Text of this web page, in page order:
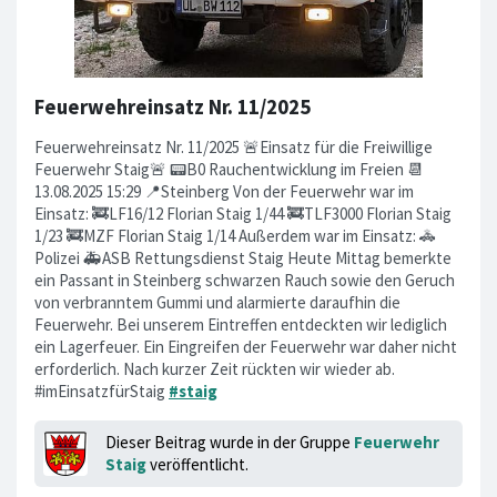
Feuerwehreinsatz Nr. 11/2025
Feuerwehreinsatz Nr. 11/2025 🚨Einsatz für die Freiwillige
Feuerwehr Staig🚨 📟B0 Rauchentwicklung im Freien 📆
13.08.2025 15:29 📍Steinberg Von der Feuerwehr war im
Einsatz: 🚒LF16/12 Florian Staig 1/44 🚒TLF3000 Florian Staig
1/23 🚒MZF Florian Staig 1/14 Außerdem war im Einsatz: 🚓
Polizei 🚑ASB Rettungsdienst Staig Heute Mittag bemerkte
ein Passant in Steinberg schwarzen Rauch sowie den Geruch
von verbranntem Gummi und alarmierte daraufhin die
Feuerwehr. Bei unserem Eintreffen entdeckten wir lediglich
ein Lagerfeuer. Ein Eingreifen der Feuerwehr war daher nicht
erforderlich. Nach kurzer Zeit rückten wir wieder ab.
#imEinsatzfürStaig #staig
Dieser Beitrag wurde in der Gruppe Feuerwehr
Staigveröffentlicht.